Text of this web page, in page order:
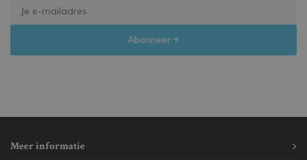
Abonneer
Meer informatie